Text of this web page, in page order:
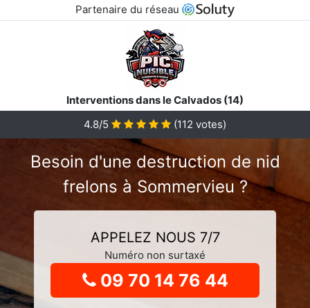
Partenaire du réseau
Interventions dans le Calvados (14)
4.8/5 (112 votes)
Besoin d'une destruction de nid
frelons à Sommervieu ?
APPELEZ NOUS 7/7
Numéro non surtaxé
09 70 14 76 44